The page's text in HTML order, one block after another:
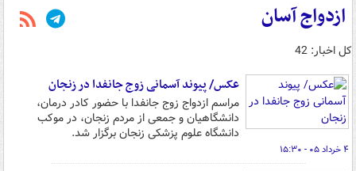
ازدواج آسان
کل اخبار: 42
عکس/ پیوند آسمانی زوج جانفدا در زنجان
مراسم ازدواج زوج جانفدا با حضور کادر درمان،
دانشگاهیان و جمعی از مردم زنجان، در موکب
دانشگاه علوم پزشکی زنجان برگزار شد.
۴ خرداد ۰۵ - ۱۵:۳۰